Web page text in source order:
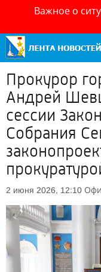
Важное о
Прокурор
Андрей
сессии
Собрания
2 июня 2026, 12:10